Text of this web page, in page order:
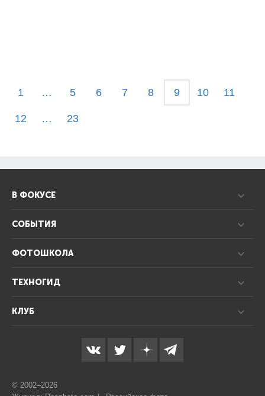
1 … 5 6 7 8 9 10 11
12 … 23
В ФОКУСЕ
СОБЫТИЯ
ФОТОШКОЛА
ТЕХНОГИД
КЛУБ
© 2002–2026